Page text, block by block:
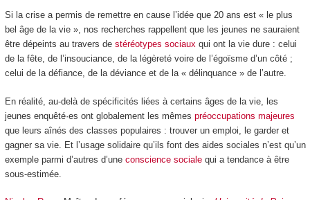
Si la crise a permis de remettre en cause l’idée que 20 ans est « le plus
bel âge de la vie », nos recherches rappellent que les jeunes ne sauraient
être dépeints au travers de stéréotypes sociauxqui ont la vie dure : celui
de la fête, de l’insouciance, de la légèreté voire de l’égoïsme d’un côté ;
celui de la défiance, de la déviance et de la « délinquance » de l’autre.
En réalité, au-delà de spécificités liées à certains âges de la vie, les
jeunes enquêté·es ont globalement les mêmes préoccupations majeures
que leurs aînés des classes populaires : trouver un emploi, le garder et
gagner sa vie. Et l’usage solidaire qu’ils font des aides sociales n’est qu’un
exemple parmi d’autres d’une conscience socialequi a tendance à être
sous-estimée.